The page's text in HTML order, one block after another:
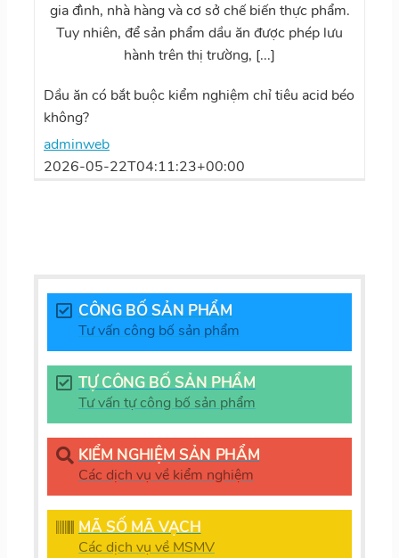
gia đình, nhà hàng và cơ sở chế biến thực phẩm.
Tuy nhiên, để sản phẩm dầu ăn được phép lưu
hành trên thị trường, [...]
Dầu ăn có bắt buộc kiểm nghiệm chỉ tiêu acid béo
không?
adminweb
2026-05-22T04:11:23+00:00
CÔNG BỐ SẢN PHẨM
Tư vấn công bố sản phẩm
TỰ CÔNG BỐ SẢN PHẨM
Tư vấn tự công bố sản phẩm
KIỂM NGHIỆM SẢN PHẨM
Các dịch vụ về kiểm nghiệm
MÃ SỐ MÃ VẠCH
Các dịch vụ về MSMV